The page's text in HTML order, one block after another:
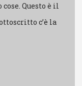
Questo è il
c’è la